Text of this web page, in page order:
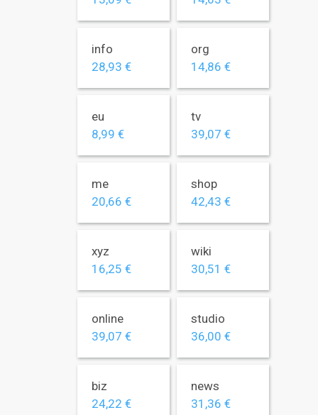
info
28,93 €
org
14,86 €
eu
8,99 €
tv
39,07 €
me
20,66 €
shop
42,43 €
xyz
16,25 €
wiki
30,51 €
online
39,07 €
studio
36,00 €
biz
24,22 €
news
31,36 €